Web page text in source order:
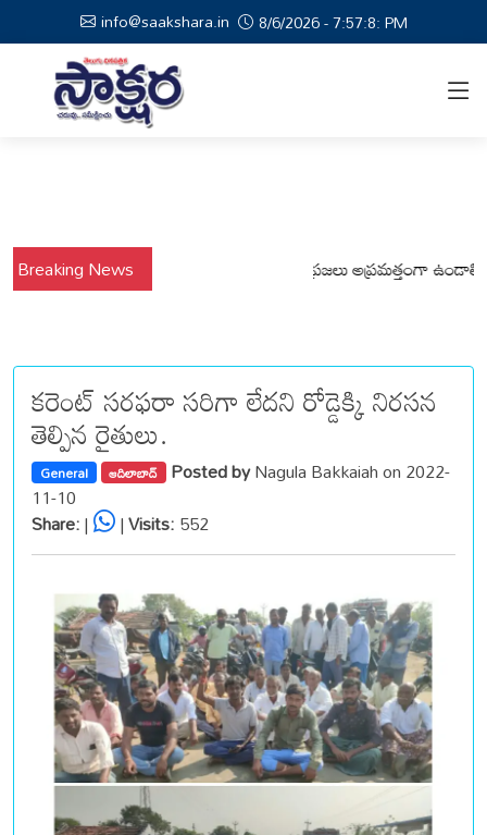
info@saakshara.in 8/6/2026 - 7:57:8: PM
Breaking News
నేపథ్యంలో కోటపల్లి, వేమనపల్లి మండలాల ప్రజలు అప్రమత్తంగా ఉండాలి
కరెంట్ సరఫరా సరిగా లేదని రోడ్డెక్కి నిరసన
తెల్పిన రైతులు.
General ఆదిలాబాద్ Posted byNagula Bakkaiah on 2022-
11-10
Share:| |Visits:552